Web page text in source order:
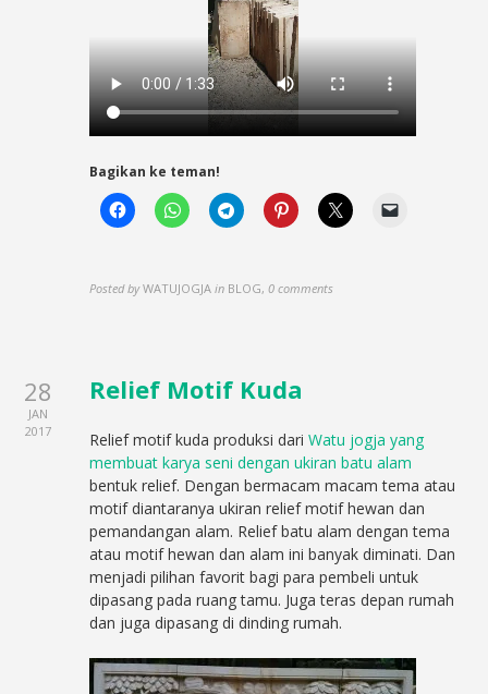
Bagikan ke teman!
Posted by WATUJOGJA in BLOG,0 comments
28
JAN
2017
Relief Motif Kuda
Relief motif kuda produksi dariWatu jogja yang
membuat karya seni dengan ukiran batu alam
bentuk relief. Dengan bermacam macam tema atau
motif diantaranya ukiran relief motif hewan dan
pemandangan alam. Relief batu alam dengan tema
atau motif hewan dan alam ini banyak diminati. Dan
menjadi pilihan favorit bagi para pembeli untuk
dipasang pada ruang tamu. Juga teras depan rumah
dan juga dipasang di dinding rumah.